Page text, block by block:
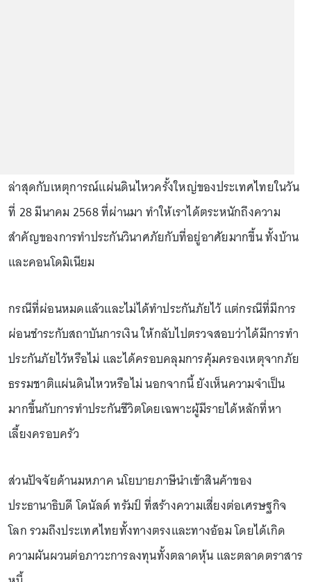
ล่าสุดกับเหตุการณ์แผ่นดินไหวครั้งใหญ่ของประเทศไทยในวัน
ที่ 28 มีนาคม 2568 ที่ผ่านมา ทำให้เราได้ตระหนักถึงความ
สำคัญของการทำประกันวินาศภัยกับที่อยู่อาศัยมากขึ้น ทั้งบ้าน
และคอนโดมิเนียม
กรณีที่ผ่อนหมดแล้วและไม่ได้ทำประกันภัยไว้ แต่กรณีที่มีการ
ผ่อนชำระกับสถาบันการเงิน ให้กลับไปตรวจสอบว่าได้มีการทำ
ประกันภัยไว้หรือไม่ และได้ครอบคลุมการคุ้มครองเหตุจากภัย
ธรรมชาติแผ่นดินไหวหรือไม่ นอกจากนี้ ยังเห็นความจำเป็น
มากขึ้นกับการทำประกันชีวิตโดยเฉพาะผู้มีรายได้หลักที่หา
เลี้ยงครอบครัว
ส่วนปัจจัยด้านมหภาค นโยบายภาษีนำเข้าสินค้าของ
ประธานาธิบดี โดนัลด์ ทรัมป์ ที่สร้างความเสี่ยงต่อเศรษฐกิจ
โลก รวมถึงประเทศไทยทั้งทางตรงและทางอ้อม โดยได้เกิด
ความผันผวนต่อภาวะการลงทุนทั้งตลาดหุ้น และตลาดตราสาร